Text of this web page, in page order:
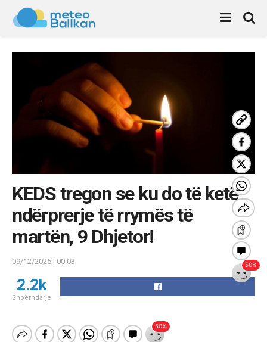
KEDS tregon se ku do të ketë
ndërprerje të rrymës të
martën, 9 Dhjetor!
09/12/2025 | 00:03
2.2k
Shpërndarje